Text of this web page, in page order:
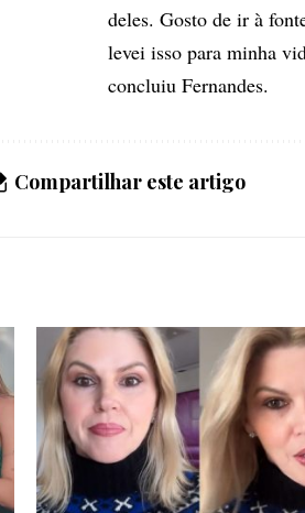
deles. Gosto de ir à
levei isso para minha
concluiu Fernandes.
Compartilhar este artigo